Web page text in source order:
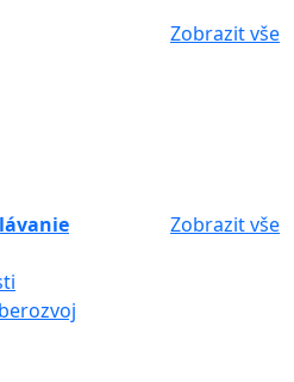
Zobrazit vše
Zobrazit vše